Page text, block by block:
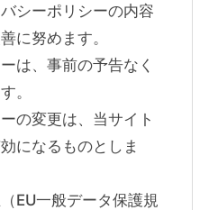
シーポリシーの内容
に努めます。
は、事前の予告なく
。
の変更は、当サイト
になるものとしま
EU一般データ保護規